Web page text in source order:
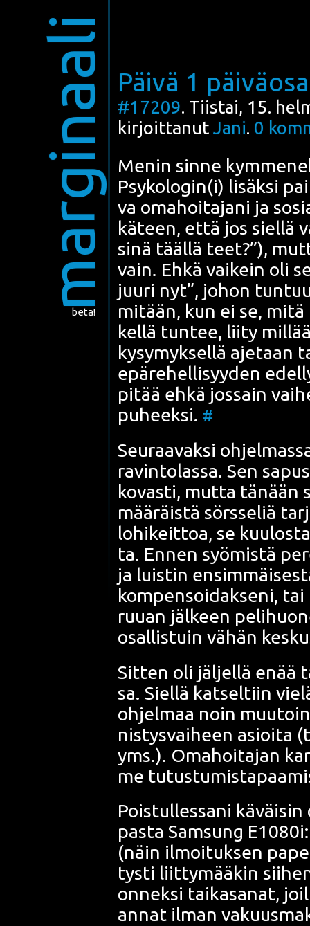
marginaali
beta!
Päivä 1
#17209. Tiistai, 15.
kirjoittanut Jani. 0
Menin sin­ne
Psykologin(i) lisäk­si
va oma­hoi­ta­ja­ni ja
kä­teen, että jos siel­lä
sinä tääl­lä teet?”),
vain. Ehkä vai­kein oli
juu­ri nyt”, johon
mitään, kun ei se,
kel­lä tun­tee, lii­ty
kysy­myk­sel­lä aje­taan
epä­re­hel­li­syy­den
pitää ehkä jos­sain
puheek­si. #
Seu­raa­vak­si
ra­vin­to­las­sa. Sen
kovas­ti, mut­ta tänään
mää­räis­tä sörs­se­liä
lohi­keit­toa, se
ta. Ennen syö­mis­tä
ja luis­tin
kom­pen­soi­dak­se­ni,
ruu­an jäl­keen
osal­lis­tuin vähän
Sit­ten oli jäl­jel­lä enää
sa. Siel­lä kat­sel­tiin
ohjel­maa noin
nis­tys­vai­heen asioi­ta
yms.). Oma­hoi­ta­jan
me
Pois­tul­les­sa­ni
pas­ta Sam­sung
(näin ilmoi­tuk­sen
tys­ti liit­ty­mää­kin
onnek­si tai­ka­sa­nat,
annat ilman